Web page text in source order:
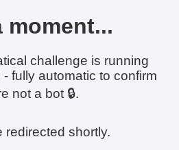
moment...
challenge is running
fully automatic to confirm
not a bot 🔒.
redirected shortly.